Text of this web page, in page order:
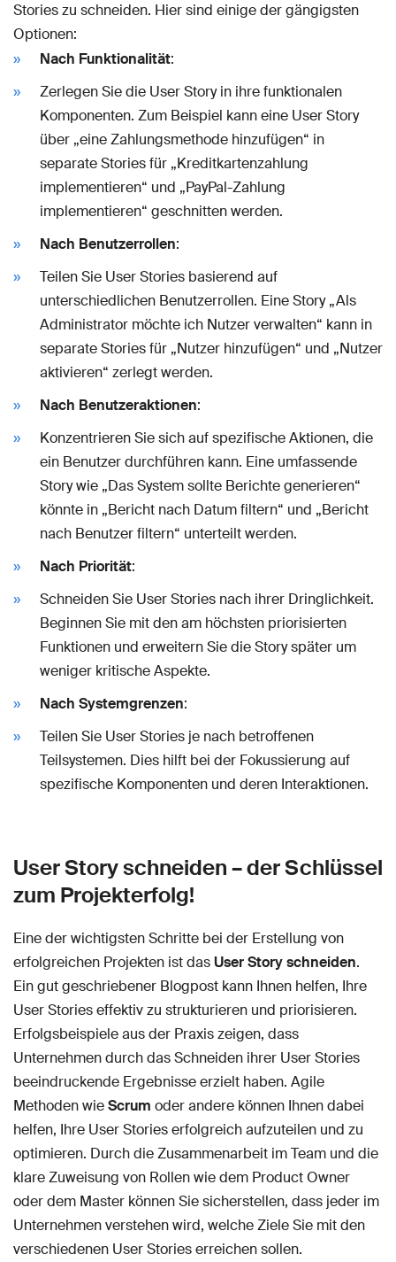
Stories zu schneiden. Hier sind einige der gängigsten
Optionen:
Nach Funktionalität:
Zerlegen Sie die User Story in ihre funktionalen
Komponenten. Zum Beispiel kann eine User Story
über „eine Zahlungsmethode hinzufügen“ in
separate Stories für „Kreditkartenzahlung
implementieren“ und „PayPal-Zahlung
implementieren“ geschnitten werden.
Nach Benutzerrollen:
Teilen Sie User Stories basierend auf
unterschiedlichen Benutzerrollen. Eine Story „Als
Administrator möchte ich Nutzer verwalten“ kann in
separate Stories für „Nutzer hinzufügen“ und „Nutzer
aktivieren“ zerlegt werden.
Nach Benutzeraktionen:
Konzentrieren Sie sich auf spezifische Aktionen, die
ein Benutzer durchführen kann. Eine umfassende
Story wie „Das System sollte Berichte generieren“
könnte in „Bericht nach Datum filtern“ und „Bericht
nach Benutzer filtern“ unterteilt werden.
Nach Priorität:
Schneiden Sie User Stories nach ihrer Dringlichkeit.
Beginnen Sie mit den am höchsten priorisierten
Funktionen und erweitern Sie die Story später um
weniger kritische Aspekte.
Nach Systemgrenzen:
Teilen Sie User Stories je nach betroffenen
Teilsystemen. Dies hilft bei der Fokussierung auf
spezifische Komponenten und deren Interaktionen.
User Story schneiden – der Schlüssel
zum Projekterfolg!
Eine der wichtigsten Schritte bei der Erstellung von
erfolgreichen Projekten ist dasUser Story schneiden.
Ein gut geschriebener Blogpost kann Ihnen helfen, Ihre
User Stories effektiv zu strukturieren und priorisieren.
Erfolgsbeispiele aus der Praxis zeigen, dass
Unternehmen durch das Schneiden ihrer User Stories
beeindruckende Ergebnisse erzielt haben. Agile
Methoden wieScrum oder andere können Ihnen dabei
helfen, Ihre User Stories erfolgreich aufzuteilen und zu
optimieren. Durch die Zusammenarbeit im Team und die
klare Zuweisung von Rollen wie dem Product Owner
oder dem Master können Sie sicherstellen, dass jeder im
Unternehmen verstehen wird, welche Ziele Sie mit den
verschiedenen User Stories erreichen sollen.